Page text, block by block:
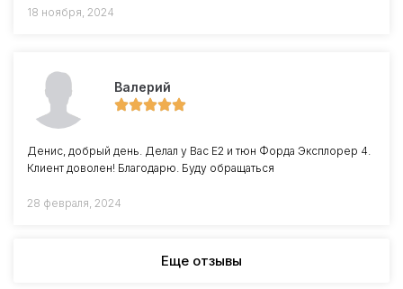
18 ноября, 2024
Валерий
Денис, добрый день. Делал у Вас Е2 и тюн Форда Эксплорер 4.
Клиент доволен! Благодарю. Буду обращаться
28 февраля, 2024
Еще отзывы